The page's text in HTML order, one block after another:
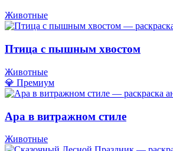
Животные
Птица с пышным хвостом
Животные
💎 Премиум
Ара в витражном стиле
Животные